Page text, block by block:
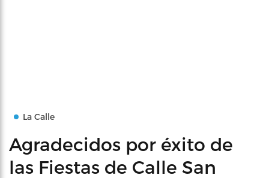
La Calle
Agradecidos por éxito de
las Fiestas de Calle San